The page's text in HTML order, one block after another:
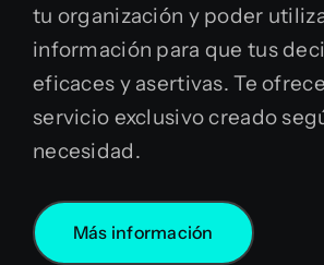
tu organización y poder
información para que tus
eficaces y asertivas. Te
servicio exclusivo creado
necesidad.
Más información